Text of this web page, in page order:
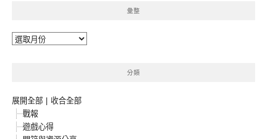
彙整
彙
分類
展開全部 | 收合全部
戰報
遊戲心得